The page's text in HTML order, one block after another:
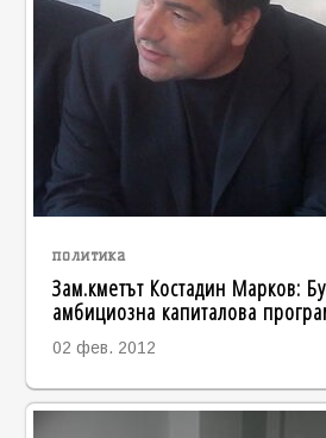
политика
Зам.кметът Костадин Марков:
амбициозна капиталова
02 фев. 2012